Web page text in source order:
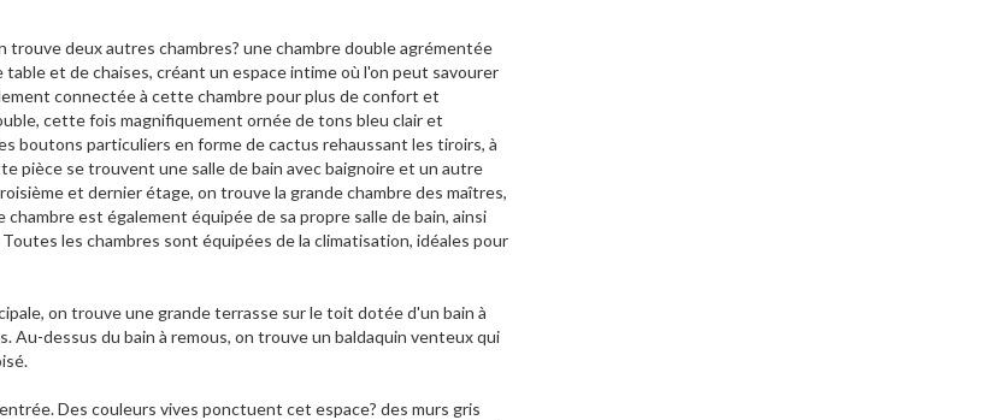
deux autres chambres? une chambre double agrémentée
et de chaises, créant un espace intime où l'on peut savourer
connectée à cette chambre pour plus de confort et
cette fois magnifiquement ornée de tons bleu clair et
boutons particuliers en forme de cactus rehaussant les tiroirs, à
pièce se trouvent une salle de bain avec baignoire et un autre
et dernier étage, on trouve la grande chambre des maîtres,
est également équipée de sa propre salle de bain, ainsi
les chambres sont équipées de la climatisation, idéales pour
on trouve une grande terrasse sur le toit dotée d'un bain à
dessus du bain à remous, on trouve un baldaquin venteux qui
Des couleurs vives ponctuent cet espace? des murs gris